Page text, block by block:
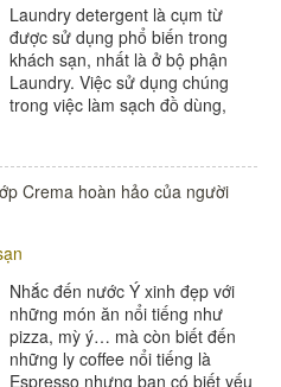
Laundry detergent là cụm từ
được sử dụng phổ biến trong
khách sạn, nhất là ở bộ phận
Laundry. Việc sử dụng chúng
trong việc làm sạch đồ dùng,
#đồ amenities khách sạn
Crema hoàn hảo của người
Nhắc đến nước Ý xinh đẹp với
những món ăn nổi tiếng như
pizza, mỳ ý… mà còn biết đến
những ly coffee nổi tiếng là
Espresso nhưng bạn có biết yếu